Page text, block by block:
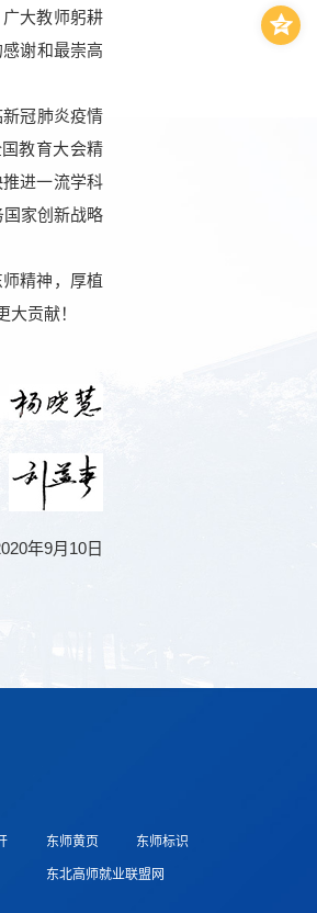
大教师躬耕
谢和最崇高
冠肺炎疫情
教育大会精
进一流学科
国家创新战略
精神，厚植
贡献！
年9月10日
东师黄页 东师标识
东北高师就业联盟网